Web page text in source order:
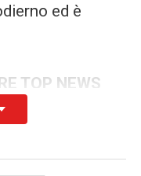
ed è
TOP NEWS